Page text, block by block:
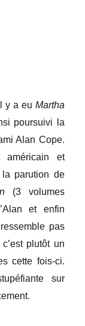
y a eu Martha
poursuivi la
Alan Cope.
américain et
parution de
(3 volumes
et enfin
pas
plutôt un
cette fois-ci.
sur
.